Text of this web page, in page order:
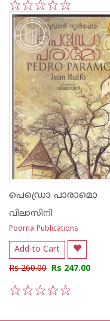
5
4
3
2
1
പെഡ്രൊ പാരാമൊ
വിലാസിനി
Poorna Publications
Add to Cart
Rs 260.00 Rs 247.00